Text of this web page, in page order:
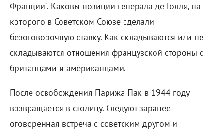
Франции". Каковы позиции генерала де Голля, на
которого в Советском Союзе сделали
безоговорочную ставку. Как складываются или не
складываются отношения французской стороны с
британцами и американцами.
После освобождения Парижа Пак в 1944 году
возвращается в столицу. Следуют заранее
оговоренная встреча с советским другом и